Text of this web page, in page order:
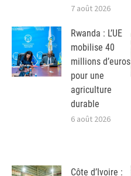
7 août 2026
Rwanda : L’UE
mobilise 40
millions d’euros
pour une
agriculture
durable
6 août 2026
Côte d’Ivoire :